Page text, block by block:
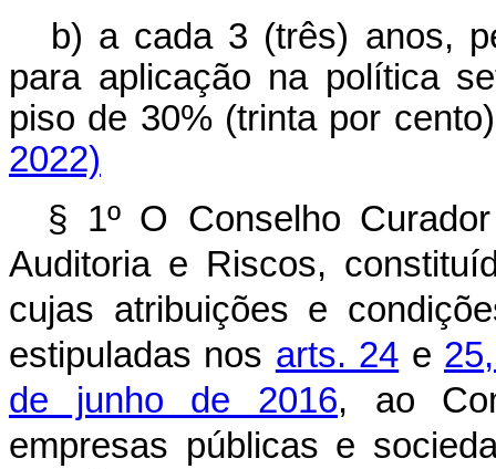
b) a cada 3 (três) anos,
para aplicação na política
piso de 30% (trinta por
2022)
§ 1º O Conselho
Auditoria e Riscos,
cujas atribuições e
estipuladas nos arts. 24 e
de junho de 2016, ao
empresas públicas e